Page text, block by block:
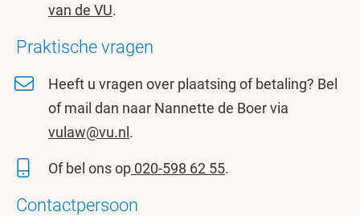
van de VU.
Praktische vragen
Heeft u vragen over plaatsing of betaling? Bel
of mail dan naar Nannette de Boer via
vulaw@vu.nl.
Of bel ons op 020-598 62 55.
Contactpersoon